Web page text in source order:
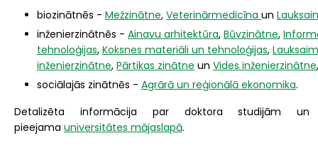
biozinātnēs - Mežzinātne, Veterinārmedicīna un
inženierzinātnēs - Ainavu arhitektūra, Būvzinātne,
tehnoloģijas, Koksnes materiāli un tehnoloģijas,
inženierzinātne, Pārtikas zinātne un Vides inženierzinātne,
sociālajās zinātnēs - Agrārā un reģionālā ekonomika.
Detalizēta informācija par doktora studijām un
pieejama universitātes mājaslapā.